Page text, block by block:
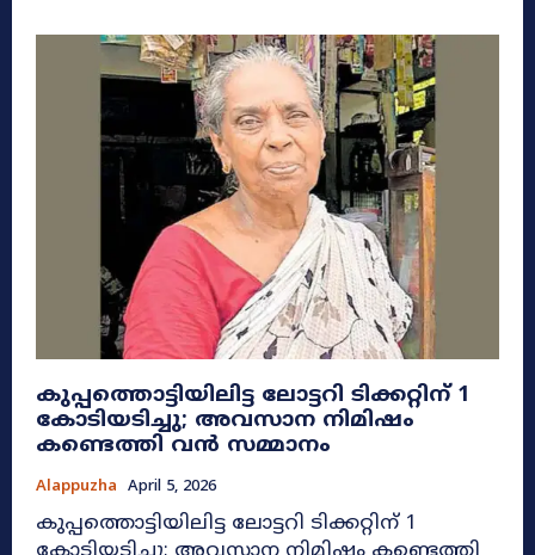
കുപ്പത്തൊട്ടിയിലിട്ട ലോട്ടറി ടിക്കറ്റിന് 1
കോടിയടിച്ചു; അവസാന നിമിഷം
കണ്ടെത്തി വൻ സമ്മാനം
Alappuzha April 5, 2026
കുപ്പത്തൊട്ടിയിലിട്ട ലോട്ടറി ടിക്കറ്റിന് 1